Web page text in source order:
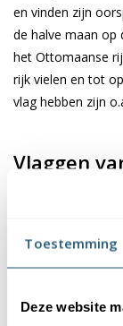
Toestemming
Deze website
en vinden zijn
de halve maan op
het Ottomaanse
rijk vielen en tot
vlag hebben zijn
Vlaggen
Het Verenigd
als Britse
sterke natie. Bij
nog terug te zien